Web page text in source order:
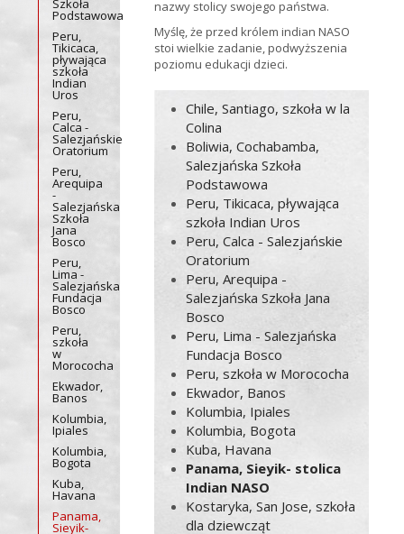
Szkoła
Podstawowa
Peru,
Tikicaca,
pływająca
szkoła
Indian
Uros
Peru,
Calca -
Salezjańskie
Oratorium
Peru,
Arequipa
-
Salezjańska
Szkoła
Jana
Bosco
Peru,
Lima -
Salezjańska
Fundacja
Bosco
Peru,
szkoła
w
Morococha
Ekwador,
Banos
Kolumbia,
Ipiales
Kolumbia,
Bogota
Kuba,
Havana
Panama,
Sieyik-
nazwy stolicy swojego państwa.
Myślę, że przed królem indian NASO
stoi wielkie zadanie, podwyższenia
poziomu edukacji dzieci.
Chile, Santiago, szkoła w la
Colina
Boliwia, Cochabamba,
Salezjańska Szkoła
Podstawowa
Peru, Tikicaca, pływająca
szkoła Indian Uros
Peru, Calca - Salezjańskie
Oratorium
Peru, Arequipa -
Salezjańska Szkoła Jana
Bosco
Peru, Lima - Salezjańska
Fundacja Bosco
Peru, szkoła w Morococha
Ekwador, Banos
Kolumbia, Ipiales
Kolumbia, Bogota
Kuba, Havana
Panama, Sieyik- stolica
Indian NASO
Kostaryka, San Jose, szkoła
dla dziewcząt